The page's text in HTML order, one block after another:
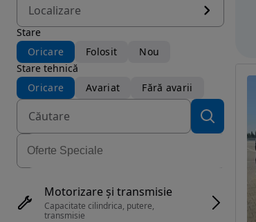
Localizare
Stare
Oricare
Folosit
Nou
Stare tehnică
Oricare
Avariat Fără avarii
Motorizare și transmisie
Capacitate cilindrica, putere,
transmisie